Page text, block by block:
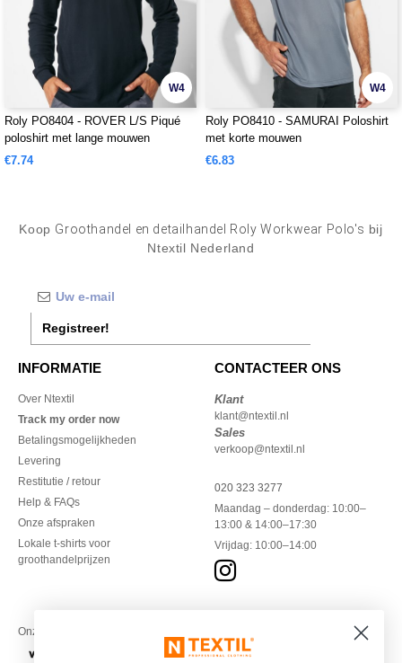
W4
Roly PO8404 - ROVER L/S Piqué
poloshirt met lange mouwen
€7.74
W4
Roly PO8410 - SAMURAI Poloshirt
met korte mouwen
€6.83
Koop Groothandel en detailhandel Roly Workwear Polo's bij
Ntextil Nederland
Registreer!
INFORMATIE
Over Ntextil
Track my order now
Betalingsmogelijkheden
Levering
Restitutie / retour
Help & FAQs
Onze afspraken
Lokale t-shirts voor
groothandelprijzen
CONTACTEER ONS
Klant
klant@ntextil.nl
Sales
verkoop@ntextil.nl
020 323 3277
Maandag – donderdag: 10:00–
13:00 & 14:00–17:30
Vrijdag: 10:00–14:00
Onze financiële partners